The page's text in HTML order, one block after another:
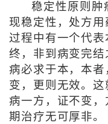
稳定性原则肿
现稳定性，处方
过程中有一个代
终，非到病变完
病必求于本，本者
变，更则无效。
病一方，证不变
期治疗无可厚非。